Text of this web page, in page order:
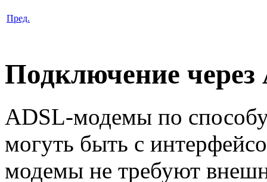
Пред.
Подключение через
ADSL-модемы по
могуть быть с
модемы не требуют